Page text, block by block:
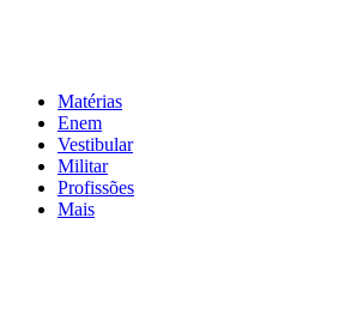
Matérias
Enem
Vestibular
Militar
Profissões
Mais